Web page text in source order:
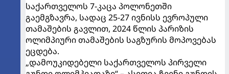
საქართველოს 7-კაცა პოლონეთში
გაემგზავრა, სადაც 25-27 ივნისს ევროპული
თამაშების გავლით, 2024 წლის პარიზის
ოლიმპიური თამაშების საგზურის მოპოვებას
ეცდება.
„დამოუკიდებელი საქართველოს პირველი